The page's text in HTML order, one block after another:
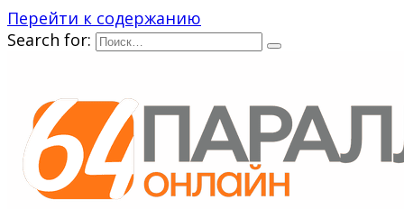
Перейти к содержанию
Search for: